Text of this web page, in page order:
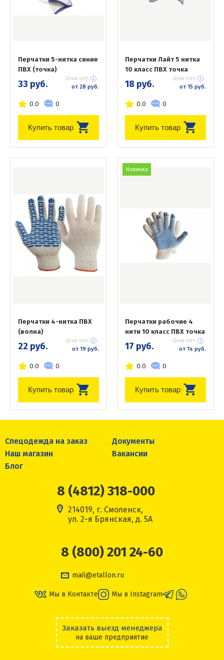
Перчатки 5-нитка синие
ПВХ (точка)
33 руб. Цена опт:
от 28 руб.
0.0 0
Купить товар
Перчатки Лайт 5 нитка
10 класс ПВХ точка
18 руб. Цена опт:
от 15 руб.
0.0 0
Купить товар
Перчатки 4-нитка ПВХ
(волна)
22 руб. Цена опт:
от 19 руб.
0.0 0
Купить товар
Новинка
Перчатки рабочие 4
нити 10 класс ПВХ точка
17 руб. Цена опт:
от 14 руб.
0.0 0
Купить товар
Спецодежда на заказ
Документы
Наш магазин
Вакансии
Блог
8 (4812) 318-000
214019, г. Смоленск,
ул. 2-я Брянская, д. 5А
8 (800) 201 24-60
mail@etallon.ru
Мы в Контакте Мы в Instagram
Заказать выезд менеджера
на ваше предприятие